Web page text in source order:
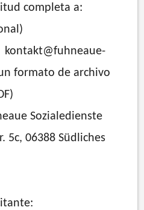
completa a:
kontakt@fuhneaue-
formato de archivo
Sozialedienste
5c, 06388 Südliches